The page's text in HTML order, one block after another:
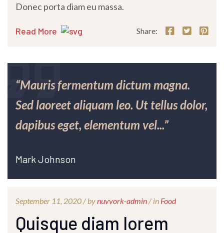
Donec porta diam eu massa.
Read More Share:
“Mauris fermentum dictum magna.
Sed laoreet aliquam leo. Ut tellus dolor,
dapibus eget, elementum vel...”
Mark Johnson
September 11, 2020 /bynuvvork-admin/ in Food
Quisque diam lorem